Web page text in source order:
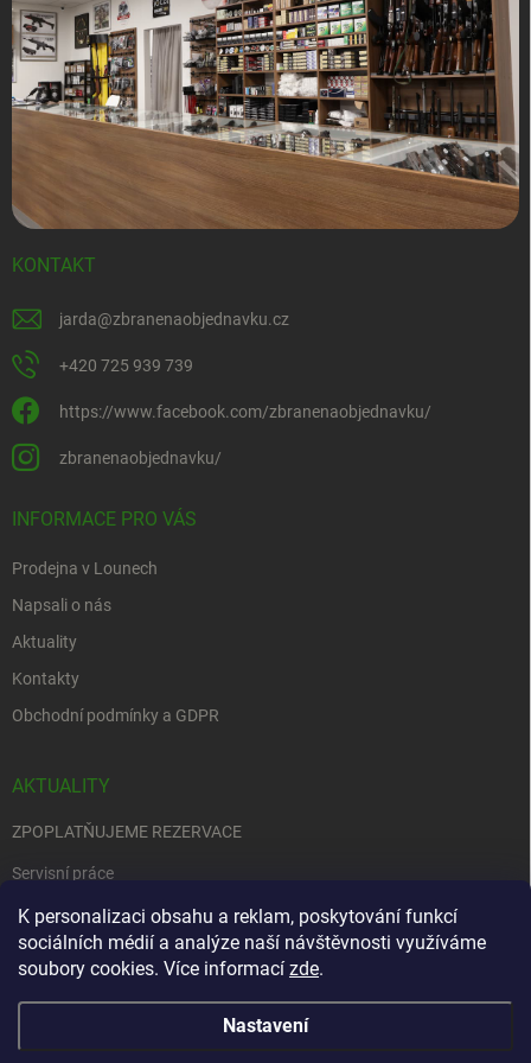
K personalizaci obsahu a reklam, poskytování funkcí
sociálních médií a analýze naší návštěvnosti využíváme
soubory cookies. Více informací zde.
Nastavení
KONTAKT
jarda@zbranenaobjednavku.cz
+420 725 939 739
https://www.facebook.com/zbranenaobjednavku/
zbranenaobjednavku/
INFORMACE PRO VÁS
Prodejna v Lounech
Napsali o nás
Aktuality
Kontakty
Obchodní podmínky a GDPR
AKTUALITY
ZPOPLATŇUJEME REZERVACE
Servisní práce
EDENRED
Nemůžete se rozhodnout….